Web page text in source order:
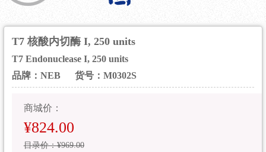
T7 核酸内切酶 I, 250 units
T7 Endonuclease I, 250 units
品牌：NEB
货号：M0302S
商城价：
¥824.00
目录价：¥969.00